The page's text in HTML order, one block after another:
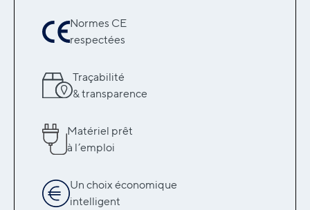
Normes CE
respectées
Traçabilité
& transparence
Matériel prêt
à l’emploi
Un choix économique
intelligent